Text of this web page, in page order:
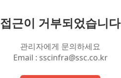
접근이 거부되었습니다
관리자에게 문의하세요
Email : sscinfra@ssc.co.kr